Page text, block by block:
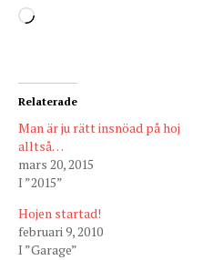
Relaterade
Man är ju rätt insnöad på hoj
alltså…
mars 20, 2015
I ”2015”
Hojen startad!
februari 9, 2010
I ”Garage”